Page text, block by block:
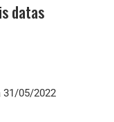
datas
31/05/2022